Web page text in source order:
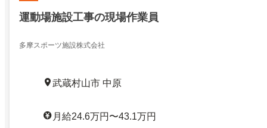
運動場施設工事の現場作業員
多摩スポーツ施設株式会社
武蔵村山市 中原
月給24.6万円〜43.1万円